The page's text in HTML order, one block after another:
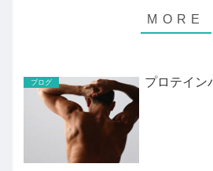
ブログ プロテイン